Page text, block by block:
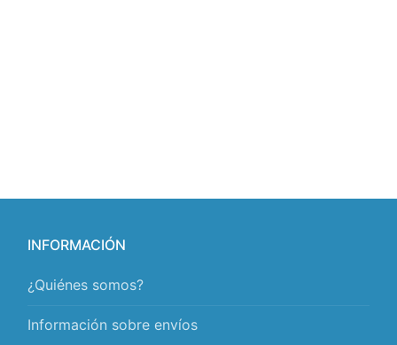
INFORMACIÓN
¿Quiénes somos?
Información sobre envíos